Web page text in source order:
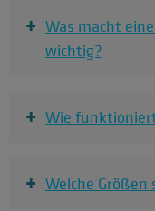
+ Was macht
wichtig?
+ Wie
+ Welche Größen